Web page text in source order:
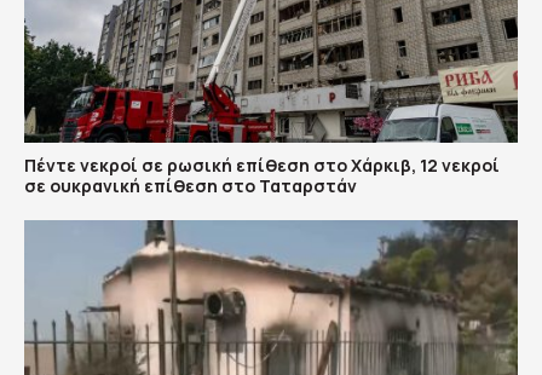
Πέντε νεκροί σε ρωσική επίθεση στο Χάρκιβ, 12 νεκροί
σε ουκρανική επίθεση στο Ταταρστάν